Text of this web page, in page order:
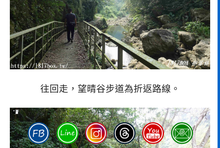
往回走，望晴谷步道為折返路線。